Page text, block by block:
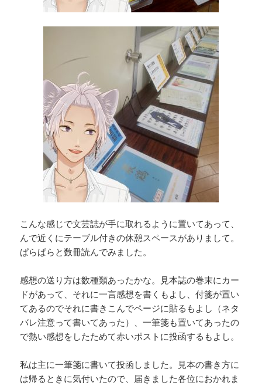
こんな感じで文芸誌が手に取れるように置いてあって、
んで近くにテーブル付きの休憩スペースがありまして。
ぱらぱらと数冊読んでみました。
感想の送り方は数種類あったかな。見本誌の巻末にカー
ドがあって、それに一言感想を書くもよし、付箋が置い
てあるのでそれに書きこんでページに貼るもよし（ネタ
バレ注意って書いてあった）、一筆箋も置いてあったの
で熱い感想をしたためて赤いポストに投函するもよし。
私は主に一筆箋に書いて投函しました。見本の書き方に
は帰るときに気付いたので、届きました各位におかれま